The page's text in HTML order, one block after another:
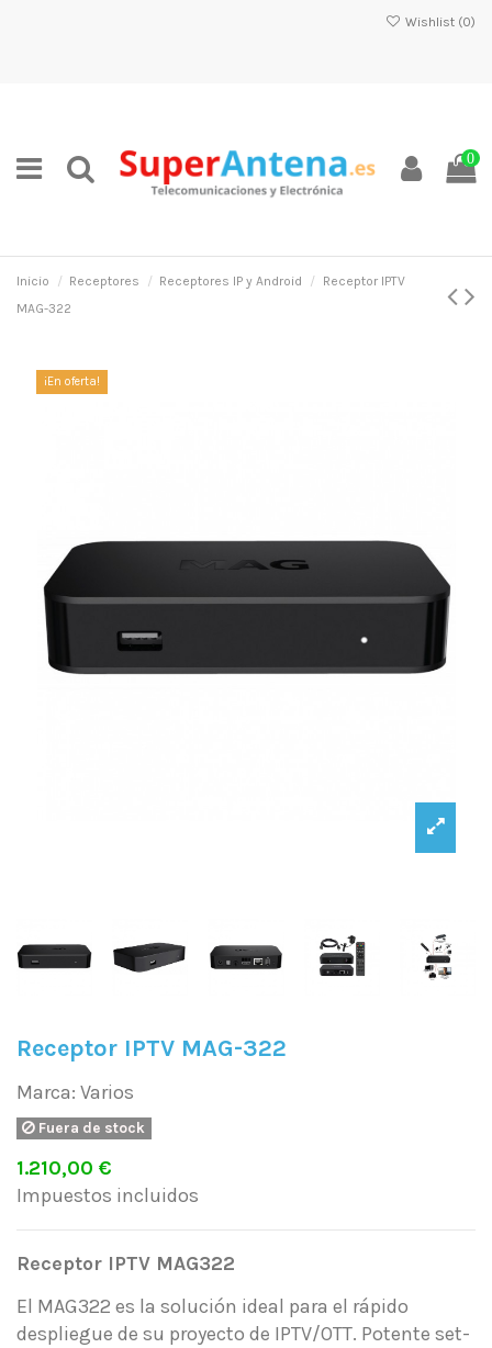
Wishlist (0)
0
Inicio Receptores Receptores IP y Android
Receptor IPTV
MAG-322
¡En oferta!
Receptor IPTV MAG-322
Marca: Varios
Fuera de stock
1.210,00 €
Impuestos incluidos
Receptor IPTV MAG322
El MAG322 es la solución ideal para el rápido
despliegue de su proyecto de IPTV/OTT. Potente set-